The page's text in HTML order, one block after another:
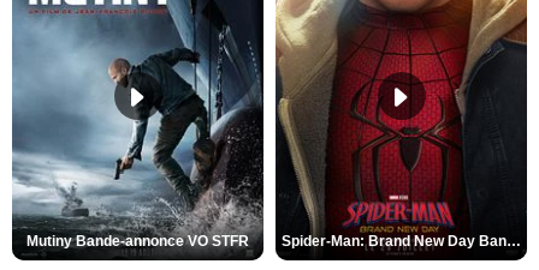
Mutiny Bande-annonce VO STFR Spider-Man: Brand New Day Bande-annonce VO STFR